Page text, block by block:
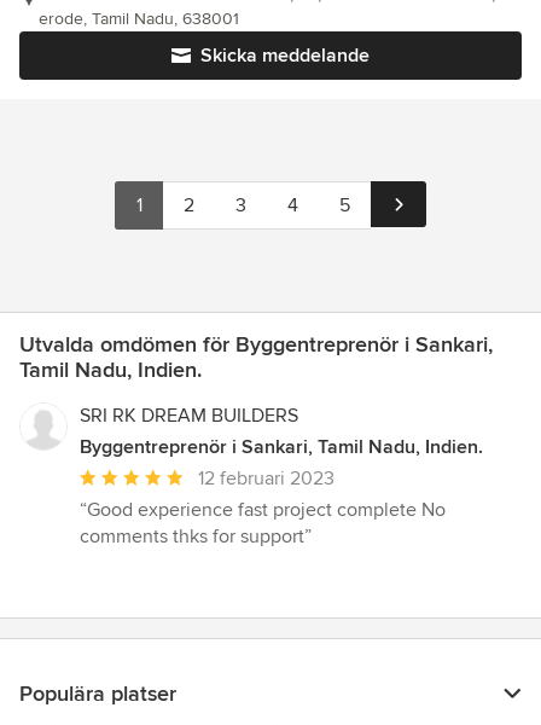
Skicka meddelande
erode, Tamil Nadu, 638001
1 2 3 4 5
Utvalda omdömen för Byggentreprenör i Sankari,
Tamil Nadu, Indien.
SRI RK DREAM BUILDERS
Byggentreprenör i Sankari, Tamil Nadu, Indien.
Genomsnittligt
omdöme:
5
12 februari 2023
“Good experience fast project complete No
comments thks for support”
Populära platser